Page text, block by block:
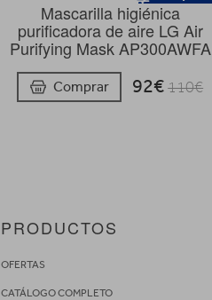
Mascarilla higiénica
purificadora de aire LG Air
Purifying Mask AP300AWFA
Comprar 92€110€
PRODUCTOS
OFERTAS
CATÁLOGO COMPLETO